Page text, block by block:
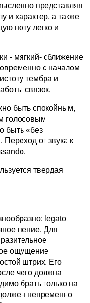
представляя
и характер, а также
ноту легко и
- мягкий- сближение
с началом
тембра и
связок.
быть спокойным,
голосовым
быть «без
от звука к
твердая
legato,
пение. Для
ощущение
штрих. Его
чего должна
брать только на
непременно